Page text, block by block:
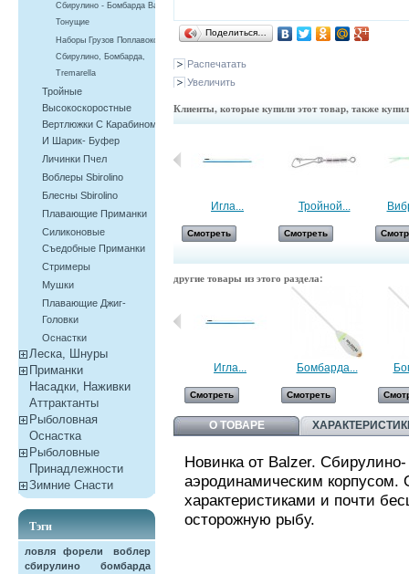
Сбирулино - Бомбарда Balzer,
Тонущие
Наборы Грузов Поплавоков -
Сбирулино, Бомбарда,
Tremarella
Тройные
Высокоскоростные
Вертлюжки С Карабином
И Шарик- Буфер
Личинки Пчел
Воблеры Sbirolino
Блесны Sbirolino
Плавающие Приманки
Силиконовые
Съедобные Приманки
Cтримеры
Мушки
Плавающие Джиг-
Головки
Оснастки
Леска, Шнуры
Приманки
Насадки, Наживки
Aттрактанты
Рыболовная
Оснастка
Рыболовные
Принадлежности
Зимние Снасти
Тэги
ловля форели
воблер
сбирулино
бомбарда
Поделиться…
Распечатать
Увеличить
Клиенты, которые купили этот товар, также
Смотреть
Игла...
Смотреть
Тройной...
Смотреть
другие товары из этого раздела:
Игла...
Смотреть
Бомбарда...
Смотреть
О ТОВАРЕ
Новинка от Balzer.
аэродинамическим
характеристиками и почти
осторожную рыбу.